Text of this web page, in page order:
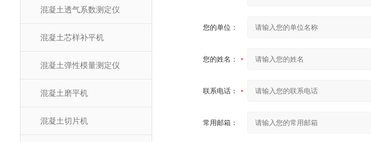
混凝土透气系数测定仪
混凝土芯样补平机
混凝土弹性模量测定仪
混凝土磨平机
混凝土切片机
您的单位：
您的姓名：
联系电话：
常用邮箱：